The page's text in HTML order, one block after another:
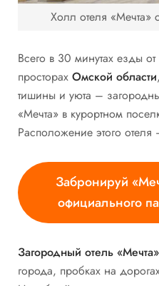
Холл отеля «Мечта»
Всего в 30 минутах езды
просторах Омской области
тишины и уюта –
«Мечта» в курортном
Расположение этого
Забронируй
официального
Загородный отель «Мечта»
города, пробках на